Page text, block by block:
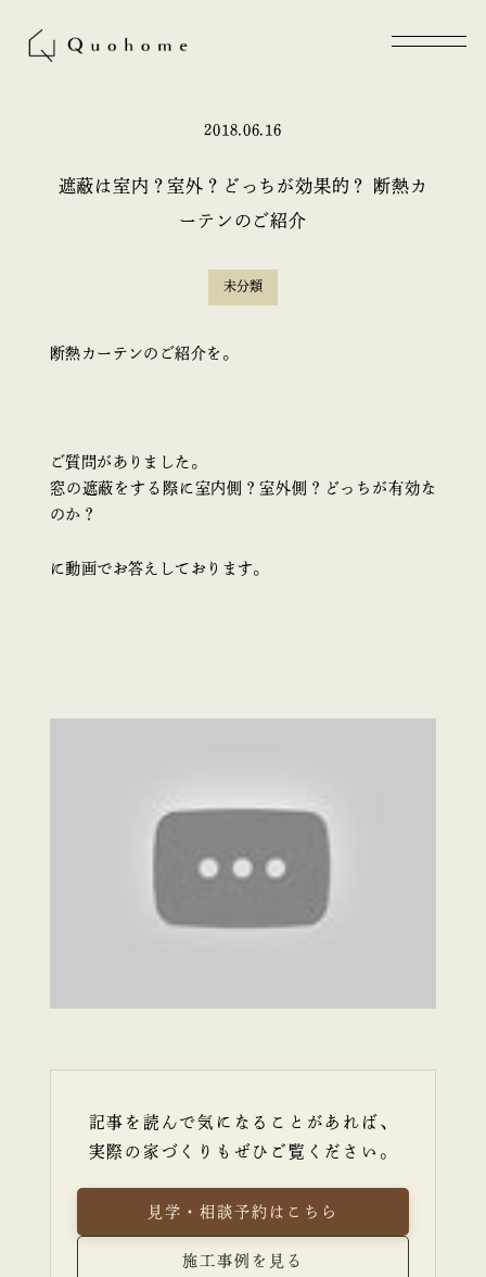
2018.06.16
遮蔽は室内？室外？どっちが効果的？ 断熱カ
ーテンのご紹介
未分類
断熱カーテンのご紹介を。
ご質問がありました。
窓の遮蔽をする際に室内側？室外側？どっちが有効な
のか？
に動画でお答えしております。
記事を読んで気になることがあれば、
実際の家づくりもぜひご覧ください。
見学・相談予約はこちら
施工事例を見る